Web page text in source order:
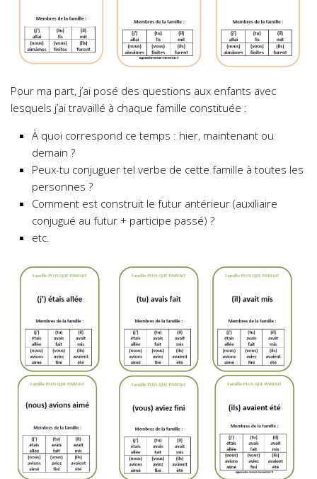
Pour ma part, j’ai posé des questions aux enfants avec
lesquels j’ai travaillé à chaque famille constituée :
À quoi correspond ce temps : hier, maintenant ou
demain ?
Peux-tu conjuguer tel verbe de cette famille à toutes les
personnes ?
Comment est construit le futur antérieur (auxiliaire
conjugué au futur + participe passé) ?
etc.